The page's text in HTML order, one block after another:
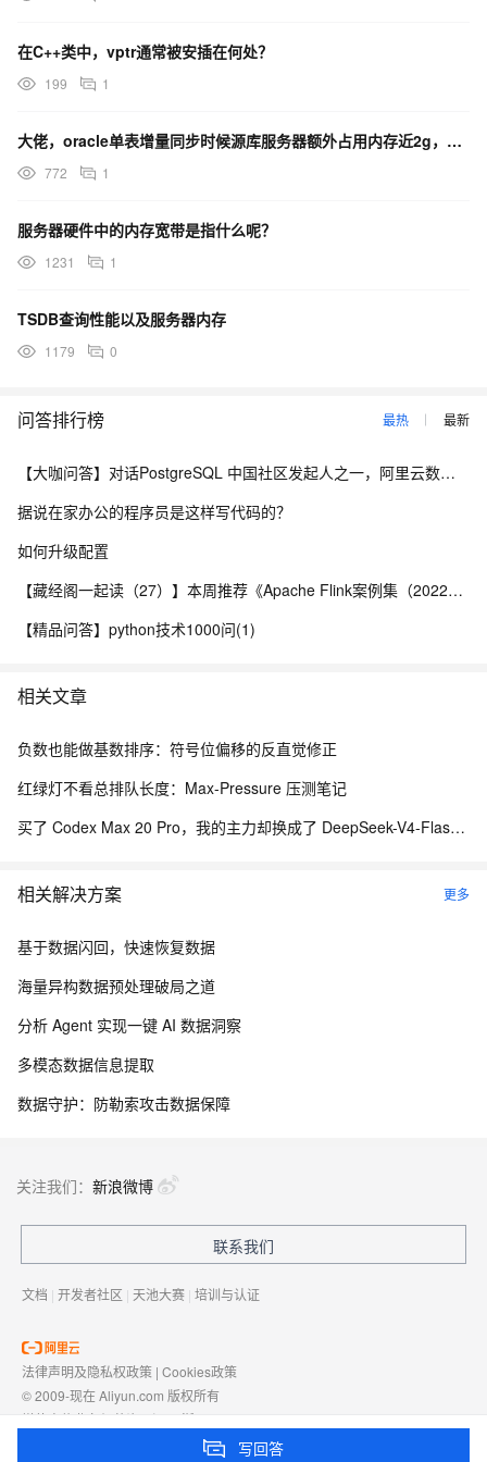
在C++类中，vptr通常被安插在何处？
199 1
大佬，oracle单表增量同步时候源库服务器额外占用内存近2g，这不正常吧
772 1
服务器硬件中的内存宽带是指什么呢？
1231 1
TSDB查询性能以及服务器内存
1179 0
问答排行榜 最热 最新
【大咖问答】对话PostgreSQL 中国社区发起人之一，阿里云数据库高级专家 德哥
据说在家办公的程序员是这样写代码的？
如何升级配置
【藏经阁一起读（27）】本周推荐《Apache Flink案例集（2022版）》，你有哪些心得？
【精品问答】python技术1000问(1)
相关文章
负数也能做基数排序：符号位偏移的反直觉修正
红绿灯不看总排队长度：Max-Pressure 压测笔记
买了 Codex Max 20 Pro，我的主力却换成了 DeepSeek-V4-Flash——因为它快得不可思议
相关解决方案 更多
基于数据闪回，快速恢复数据
海量异构数据预处理破局之道
分析 Agent 实现一键 AI 数据洞察
多模态数据信息提取
数据守护：防勒索攻击数据保障
写回答
关注我们： 新浪微博
联系我们
文档 | 开发者社区 | 天池大赛 | 培训与认证
法律声明及隐私权政策 | Cookies政策
© 2009-现在 Aliyun.com 版权所有
增值电信业务经营许可证： 浙B2-20080101
浙D3-20210002